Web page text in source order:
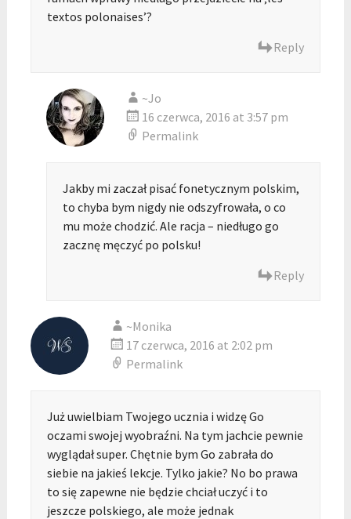
textos polonaises’?
Reply
~Jo
16 czerwca, 2016 at 3:57 pm
Permalink
Jakby mi zaczał pisać fonetycznym polskim,
to chyba bym nigdy nie odszyfrowała, o co
mu może chodzić. Ale racja – niedługo go
zacznę męczyć po polsku!
Reply
~Monika
17 czerwca, 2016 at 2:02 pm
Permalink
Już uwielbiam Twojego ucznia i widzę Go
oczami swojej wyobraźni. Na tym jachcie pewnie
wyglądał super. Chętnie bym Go zabrała do
siebie na jakieś lekcje. Tylko jakie? No bo prawa
to się zapewne nie będzie chciał uczyć i to
jeszcze polskiego, ale może jednak